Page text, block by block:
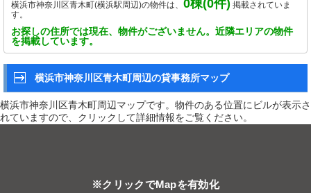
横浜市神奈川区青木町(横浜駅周辺)の物件は、 0棟(0件) 掲載されていま
す。
お探しの住所では現在、物件がございません。近隣エリアの物件
を掲載しています。
横浜市神奈川区青木町周辺の貸事務所マップ
横浜市神奈川区青木町周辺マップです。物件のある位置にビルが表示さ
れていますので、クリックして詳細情報をご覧ください。
※クリックでMapを有効化